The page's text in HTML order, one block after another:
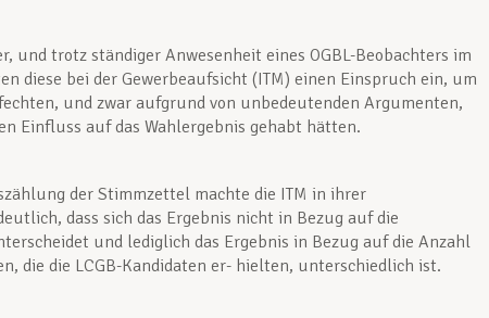
und trotz ständiger Anwesenheit eines OGBL-Beobachters im
diese bei der Gewerbeaufsicht (ITM) einen Einspruch ein, um
und zwar aufgrund von unbedeutenden Argumenten,
Einfluss auf das Wahlergebnis gehabt hätten.
der Stimmzettel machte die ITM in ihrer
dass sich das Ergebnis nicht in Bezug auf die
und lediglich das Ergebnis in Bezug auf die Anzahl
die die LCGB-Kandidaten er- hielten, unterschiedlich ist.